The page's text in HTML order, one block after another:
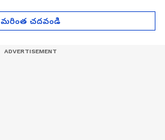
మరింత చదవండి